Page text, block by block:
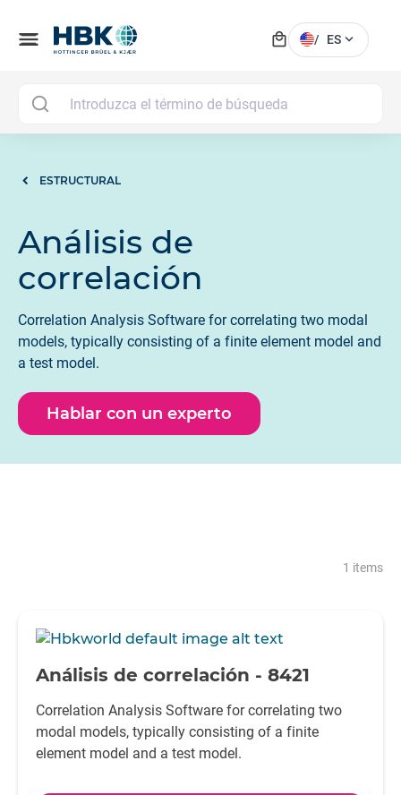
menu local_mall / ES expand_more
ESTRUCTURAL
Análisis de
correlación
Correlation Analysis Software for correlating two modal
models, typically consisting of a finite element model and
a test model.
Hablar con un experto
1 items
-
Análisis de correlación - 8421
Correlation Analysis Software for correlating two
modal models, typically consisting of a finite
element model and a test model.